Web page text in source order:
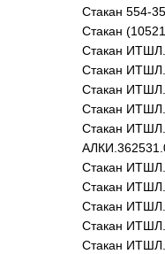
Стакан 554-
Стакан
Стакан
Стакан
Стакан
Стакан
Стакан
Стакан
Стакан
Стакан
Стакан
Стакан